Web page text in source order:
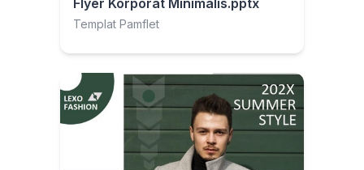
Flyer Korporat Minimalis.pptx
Templat Pamflet